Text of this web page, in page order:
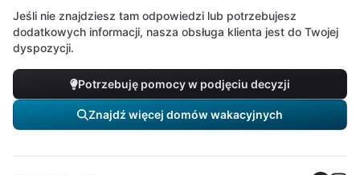
Jeśli nie znajdziesz tam odpowiedzi lub potrzebujesz
dodatkowych informacji, nasza obsługa klienta jest do Twojej
dyspozycji.
Potrzebuję pomocy w podjęciu decyzji
Znajdź więcej domów wakacyjnych